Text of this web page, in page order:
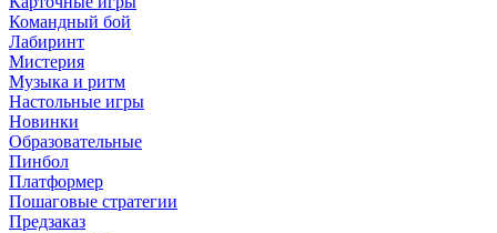
Командный бой
Лабиринт
Мистерия
Музыка и ритм
Настольные игры
Новинки
Образовательные
Пинбол
Платформер
Пошаговые стратегии
Предзаказ